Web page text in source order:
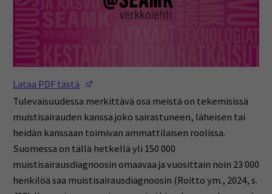
Lataa PDF tästä
Tulevaisuudessa merkittävä osa meistä on tekemisissä
muistisairauden kanssa joko sairastuneen, läheisen tai
heidän kanssaan toimivan ammattilaisen roolissa.
Suomessa on tällä hetkellä yli 150 000
muistisairausdiagnoosin omaavaa ja vuosittain noin 23 000
henkilöä saa muistisairausdiagnoosin (Roitto ym., 2024, s.